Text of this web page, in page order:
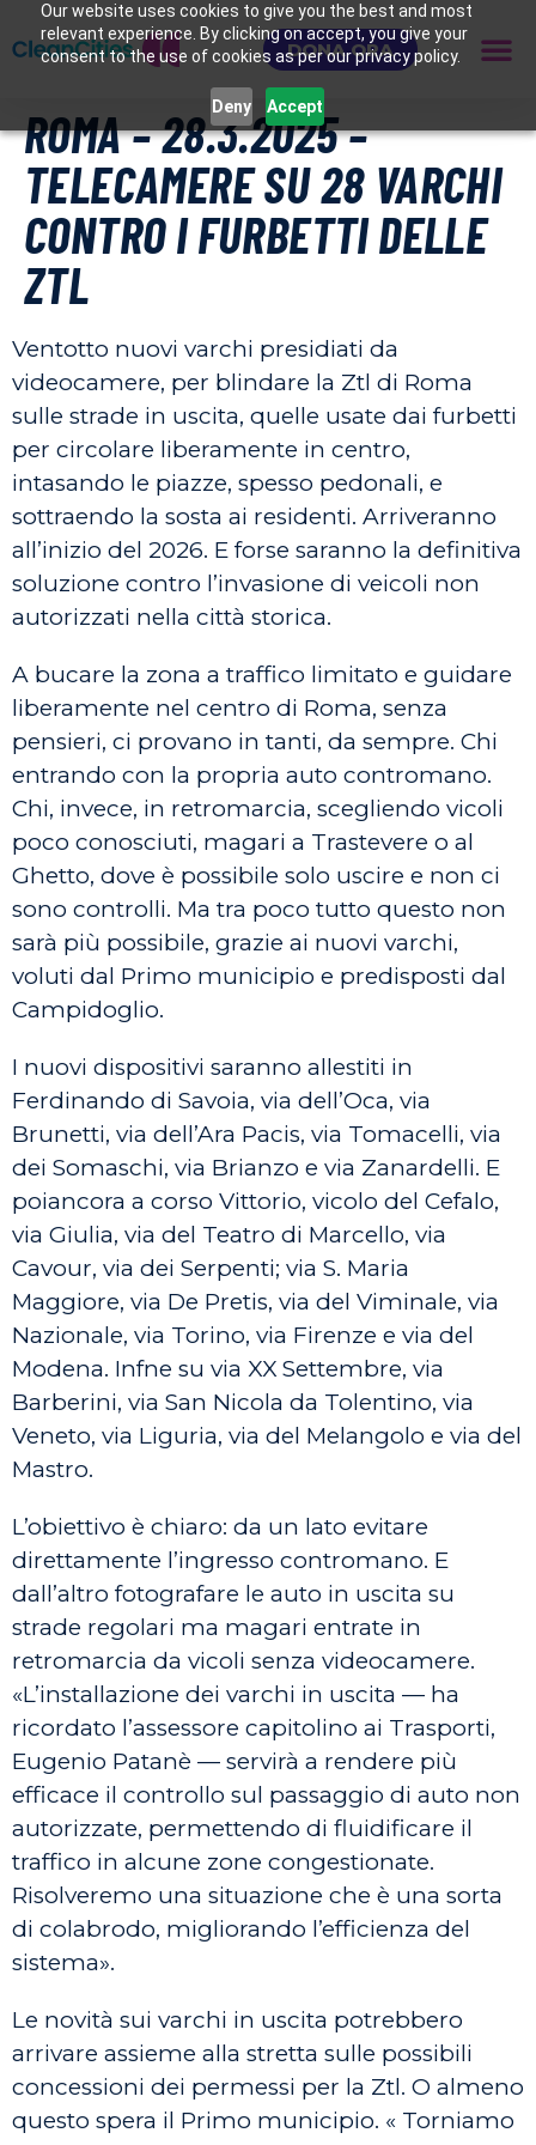
Our website uses cookies to give you the best and most
relevant experience. By clicking on accept, you give your
consent to the use of cookies as per our privacy policy.
Deny Accept
DONA ORA
ROMA – 28.3.2025 –
TELECAMERE SU 28 VARCHI
CONTRO I FURBETTI DELLE
ZTL
Ventotto nuovi varchi presidiati da
videocamere, per blindare la Ztl di Roma
sulle strade in uscita, quelle usate dai furbetti
per circolare liberamente in centro,
intasando le piazze, spesso pedonali, e
sottraendo la sosta ai residenti. Arriveranno
all’inizio del 2026. E forse saranno la definitiva
soluzione contro l’invasione di veicoli non
autorizzati nella città storica.
A bucare la zona a traffico limitato e guidare
liberamente nel centro di Roma, senza
pensieri, ci provano in tanti, da sempre. Chi
entrando con la propria auto contromano.
Chi, invece, in retromarcia, scegliendo vicoli
poco conosciuti, magari a Trastevere o al
Ghetto, dove è possibile solo uscire e non ci
sono controlli. Ma tra poco tutto questo non
sarà più possibile, grazie ai nuovi varchi,
voluti dal Primo municipio e predisposti dal
Campidoglio.
I nuovi dispositivi saranno allestiti in
Ferdinando di Savoia, via dell’Oca, via
Brunetti, via dell’Ara Pacis, via Tomacelli, via
dei Somaschi, via Brianzo e via Zanardelli. E
poiancora a corso Vittorio, vicolo del Cefalo,
via Giulia, via del Teatro di Marcello, via
Cavour, via dei Serpenti; via S. Maria
Maggiore, via De Pretis, via del Viminale, via
Nazionale, via Torino, via Firenze e via del
Modena. Infne su via XX Settembre, via
Barberini, via San Nicola da Tolentino, via
Veneto, via Liguria, via del Melangolo e via del
Mastro.
L’obiettivo è chiaro: da un lato evitare
direttamente l’ingresso contromano. E
dall’altro fotografare le auto in uscita su
strade regolari ma magari entrate in
retromarcia da vicoli senza videocamere.
«L’installazione dei varchi in uscita — ha
ricordato l’assessore capitolino ai Trasporti,
Eugenio Patanè — servirà a rendere più
efficace il controllo sul passaggio di auto non
autorizzate, permettendo di fluidificare il
traffico in alcune zone congestionate.
Risolveremo una situazione che è una sorta
di colabrodo, migliorando l’efficienza del
sistema».
Le novità sui varchi in uscita potrebbero
arrivare assieme alla stretta sulle possibili
concessioni dei permessi per la Ztl. O almeno
questo spera il Primo municipio. « Torniamo